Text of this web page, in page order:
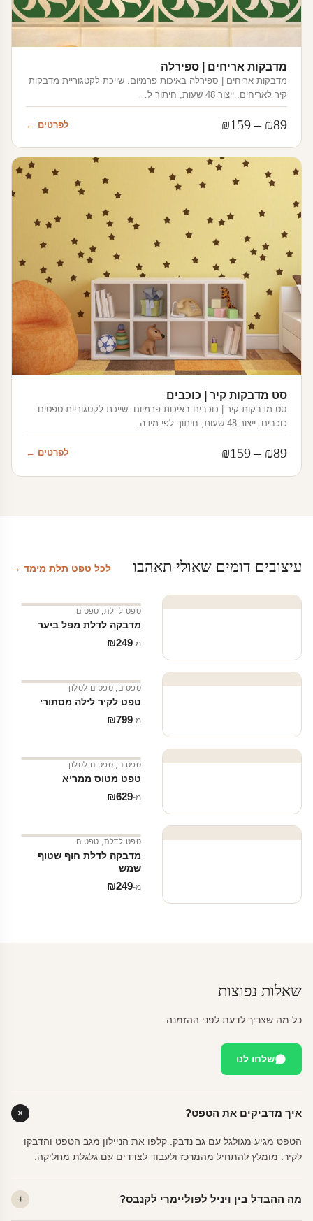
מדבקות אריחים | ספירלה
מדבקות אריחים | ספירלה באיכות פרמיום. שייכת לקטגוריית מדבקות
קיר לאריחים. ייצור 48 שעות, חיתוך ל…
₪89
–
₪159
מחירים:
לפרטים ←
סט מדבקות קיר | כוכבים
סט מדבקות קיר | כוכבים באיכות פרמיום. שייכת לקטגוריית טפטים
כוכבים. ייצור 48 שעות, חיתוך לפי מידה.
₪89
–
₪159
מחירים:
לפרטים ←
עיצובים דומים שאולי תאהבו לכל טפט תלת מימד →
טפט לדלת טפטים
מדבקה לדלת מפל ביער
מ‑ ₪249
טפטים טפטים לסלון
טפט לקיר לילה מסתורי
מ‑ ₪799
טפטים טפטים לסלון
טפט מטוס ממריא
מ‑ ₪629
טפט לדלת טפטים
מדבקה לדלת חוף שטוף
שמש
מ‑ ₪249
שאלות נפוצות
כל מה שצריך לדעת לפני ההזמנה.
שלחו לנו
איך מדביקים את הטפט?
הטפט מגיע מגולגל עם גב נדבק. קלפו את הניילון מגב הטפט והדבקו
לקיר. מומלץ להתחיל מהמרכז ולעבוד לצדדים עם גלגלת מחליקה.
מה ההבדל בין ויניל לפוליימרי לקנבס?